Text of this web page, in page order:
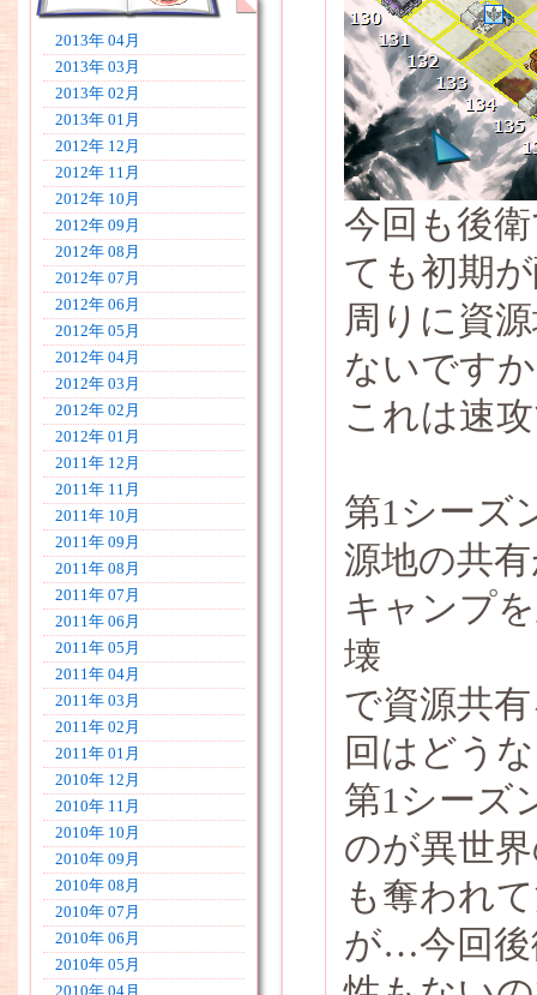
2013年 04月
2013年 03月
2013年 02月
2013年 01月
2012年 12月
2012年 11月
2012年 10月
2012年 09月
2012年 08月
2012年 07月
2012年 06月
2012年 05月
2012年 04月
2012年 03月
2012年 02月
2012年 01月
2011年 12月
2011年 11月
2011年 10月
2011年 09月
2011年 08月
2011年 07月
2011年 06月
2011年 05月
2011年 04月
2011年 03月
2011年 02月
2011年 01月
2010年 12月
2010年 11月
2010年 10月
2010年 09月
2010年 08月
2010年 07月
2010年 06月
2010年 05月
2010年 04月
今回も後
ても初期
周りに資
ないです
これは速
第1シーズ
源地の共
キャンプ
壊
で資源共
回はどう
第1シーズ
のが異世
も奪われ
が…今回後